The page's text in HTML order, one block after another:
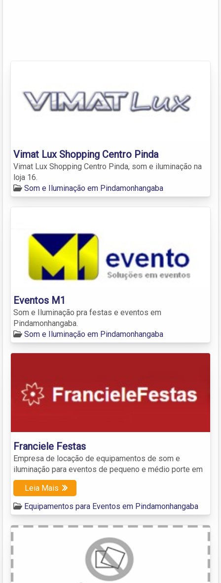
Vimat Lux Shopping Centro Pinda
Vimat Lux Shopping Centro Pinda, som e iluminação na
loja 16.
Som e Iluminação em Pindamonhangaba
Eventos M1
Som e Iluminação pra festas e eventos em
Pindamonhangaba.
Som e Iluminação em Pindamonhangaba
Franciele Festas
Empresa de locação de equipamentos de som e
iluminação para eventos de pequeno e médio porte em
Leia Mais
Equipamentos para Eventos em Pindamonhangaba